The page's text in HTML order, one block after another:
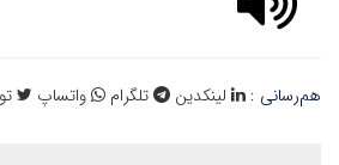
هم‌رسانی : لینکدین تلگرام واتساپ